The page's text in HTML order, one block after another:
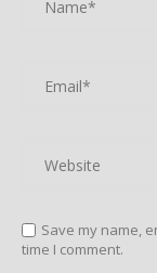
Save my name,
time I comment.